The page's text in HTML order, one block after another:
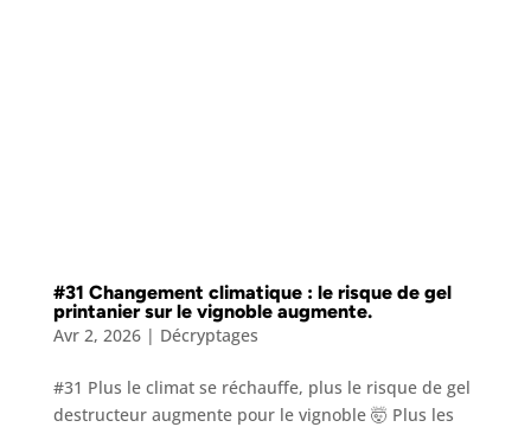
#31 Changement climatique : le risque de gel
printanier sur le vignoble augmente.
Avr 2, 2026| Décryptages
#31 Plus le climat se réchauffe, plus le risque de gel
destructeur augmente pour le vignoble 🤯 Plus les